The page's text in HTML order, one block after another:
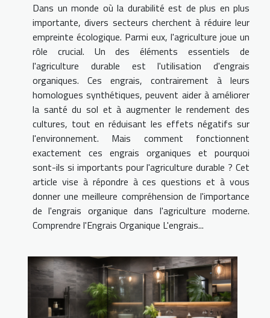
Dans un monde où la durabilité est de plus en plus
importante, divers secteurs cherchent à réduire leur
empreinte écologique. Parmi eux, l'agriculture joue un
rôle crucial. Un des éléments essentiels de
l'agriculture durable est l'utilisation d'engrais
organiques. Ces engrais, contrairement à leurs
homologues synthétiques, peuvent aider à améliorer
la santé du sol et à augmenter le rendement des
cultures, tout en réduisant les effets négatifs sur
l'environnement. Mais comment fonctionnent
exactement ces engrais organiques et pourquoi
sont-ils si importants pour l'agriculture durable ? Cet
article vise à répondre à ces questions et à vous
donner une meilleure compréhension de l'importance
de l'engrais organique dans l'agriculture moderne.
Comprendre l'Engrais Organique L'engrais...